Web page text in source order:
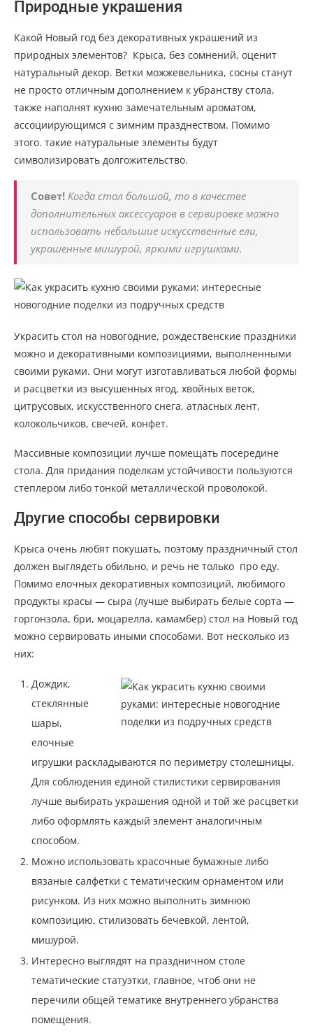
Природные украшения
Какой Новый год без декоративных украшений из
природных элементов? Крыса, без сомнений, оценит
натуральный декор. Ветки можжевельника, сосны станут
не просто отличным дополнением к убранству стола,
также наполнят кухню замечательным ароматом,
ассоциирующимся с зимним празднеством. Помимо
этого. такие натуральные элементы будут
символизировать долгожительство.
Совет! Когда стол большой, то в качестве
дополнительных аксессуаров в сервировке можно
использовать небольшие искусственные ели,
украшенные мишурой, яркими игрушками.
Украсить стол на новогодние, рождественские праздники
можно и декоративными композициями, выполненными
своими руками. Они могут изготавливаться любой формы
и расцветки из высушенных ягод, хвойных веток,
цитрусовых, искусственного снега, атласных лент,
колокольчиков, свечей, конфет.
Массивные композиции лучше помещать посередине
стола. Для придания поделкам устойчивости пользуются
степлером либо тонкой металлической проволокой.
Другие способы сервировки
Крыса очень любят покушать, поэтому праздничный стол
должен выглядеть обильно, и речь не только про еду.
Помимо елочных декоративных композиций, любимого
продукты красы — сыра (лучше выбирать белые сорта —
горгонзола, бри, моцарелла, камамбер) стол на Новый год
можно сервировать иными способами. Вот несколько из
них:
Дождик,
стеклянные
шары,
елочные
игрушки раскладываются по периметру столешницы.
Для соблюдения единой стилистики сервирования
лучше выбирать украшения одной и той же расцветки
либо оформлять каждый элемент аналогичным
способом.
Можно использовать красочные бумажные либо
вязаные салфетки с тематическим орнаментом или
рисунком. Из них можно выполнить зимнюю
композицию, стилизовать бечевкой, лентой,
мишурой.
Интересно выглядят на праздничном столе
тематические статуэтки, главное, чтоб они не
перечили общей тематике внутреннего убранства
помещения.